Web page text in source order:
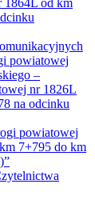
powiatowej
–
nr 1826L
na odcinku
powiatowej
7+795 do km